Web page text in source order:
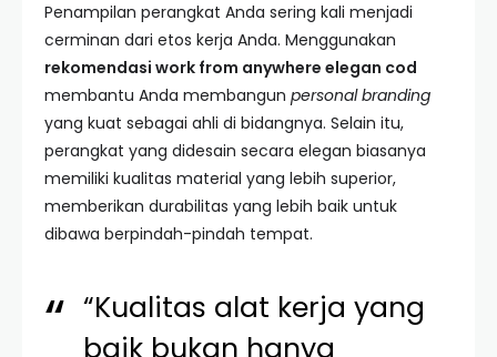
Penampilan perangkat Anda sering kali menjadi
cerminan dari etos kerja Anda. Menggunakan
rekomendasi work from anywhere elegan cod
membantu Anda membangun personal branding
yang kuat sebagai ahli di bidangnya. Selain itu,
perangkat yang didesain secara elegan biasanya
memiliki kualitas material yang lebih superior,
memberikan durabilitas yang lebih baik untuk
dibawa berpindah-pindah tempat.
“Kualitas alat kerja yang
baik bukan hanya